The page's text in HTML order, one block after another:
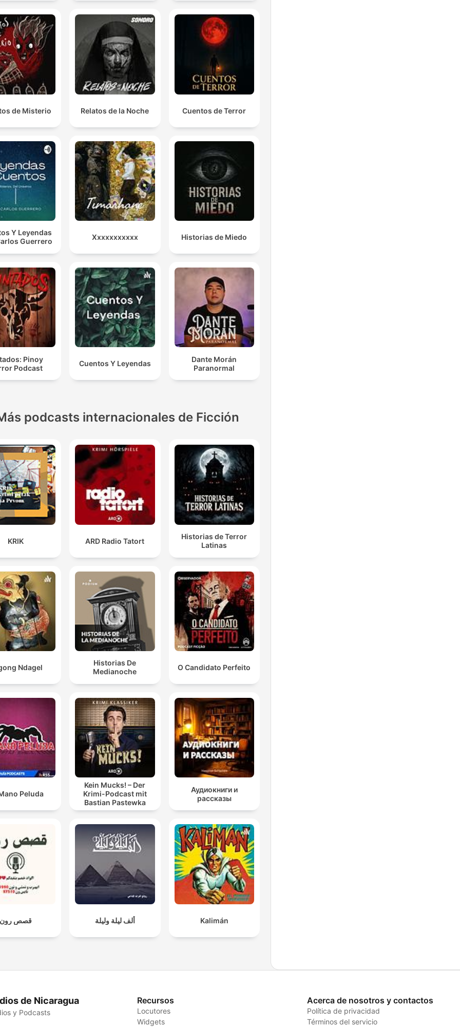
de Misterio Relatos de la Noche Cuentos de Terror
Y Leyendas
Guerrero
Xxxxxxxxxxx Historias de Miedo
Pinoy
Podcast
Cuentos Y Leyendas
Dante Morán
Paranormal
podcasts internacionales de Ficción
KRIK ARD Radio Tatort
Historias de Terror
Latinas
Ndagel
Historias De
Medianoche
O Candidato Perfeito
Peluda
Kein Mucks! – Der
Krimi-Podcast mit
Bastian Pastewka
Аудиокниги и
рассказы
قصص رون ألف ليلة وليلة Kalimán
de Nicaragua
y Podcasts
Recursos
Locutores
Widgets
Acerca de nosotros y contactos
Política de privacidad
Términos del servicio